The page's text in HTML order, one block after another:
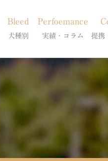
Bleed
犬種別
膚病
の皮膚病
ブルドッグの皮膚病
ドルの皮膚病
Perfoemance
実績・コラム
症状別
コラム「皮膚科のいろは」
提携
診療提携